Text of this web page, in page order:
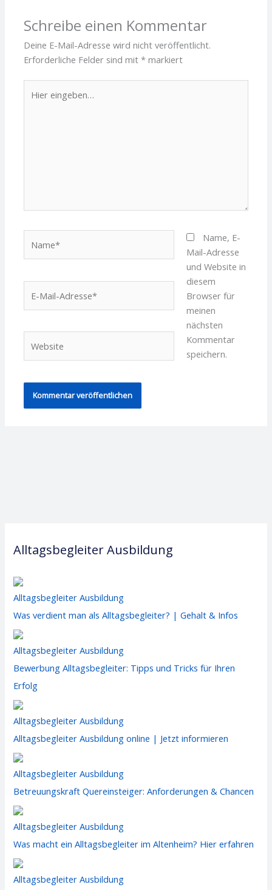
Schreibe einen Kommentar
Deine E-Mail-Adresse wird nicht veröffentlicht.
Erforderliche Felder sind mit* markiert
eingeben…
Mail-
Name, E-
Mail-Adresse
und Website in
diesem
Browser für
meinen
nächsten
Kommentar
speichern.
Alltagsbegleiter Ausbildung
Alltagsbegleiter Ausbildung
Was verdient man als Alltagsbegleiter? | Gehalt & Infos
Alltagsbegleiter Ausbildung
Bewerbung Alltagsbegleiter: Tipps und Tricks für Ihren
Erfolg
Alltagsbegleiter Ausbildung
Alltagsbegleiter Ausbildung online | Jetzt informieren
Alltagsbegleiter Ausbildung
Betreuungskraft Quereinsteiger: Anforderungen & Chancen
Alltagsbegleiter Ausbildung
Was macht ein Alltagsbegleiter im Altenheim? Hier erfahren
Alltagsbegleiter Ausbildung